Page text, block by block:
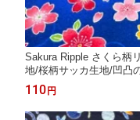
Sakura Ripple さくら柄
地/桜柄サッカ生地/凹凸
110 円